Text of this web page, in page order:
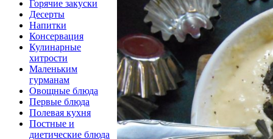
Горячие закуски
Десерты
Напитки
Консервация
Кулинарные
хитрости
Маленьким
гурманам
Овощные блюда
Первые блюда
Полевая кухня
Постные и
диетические блюда